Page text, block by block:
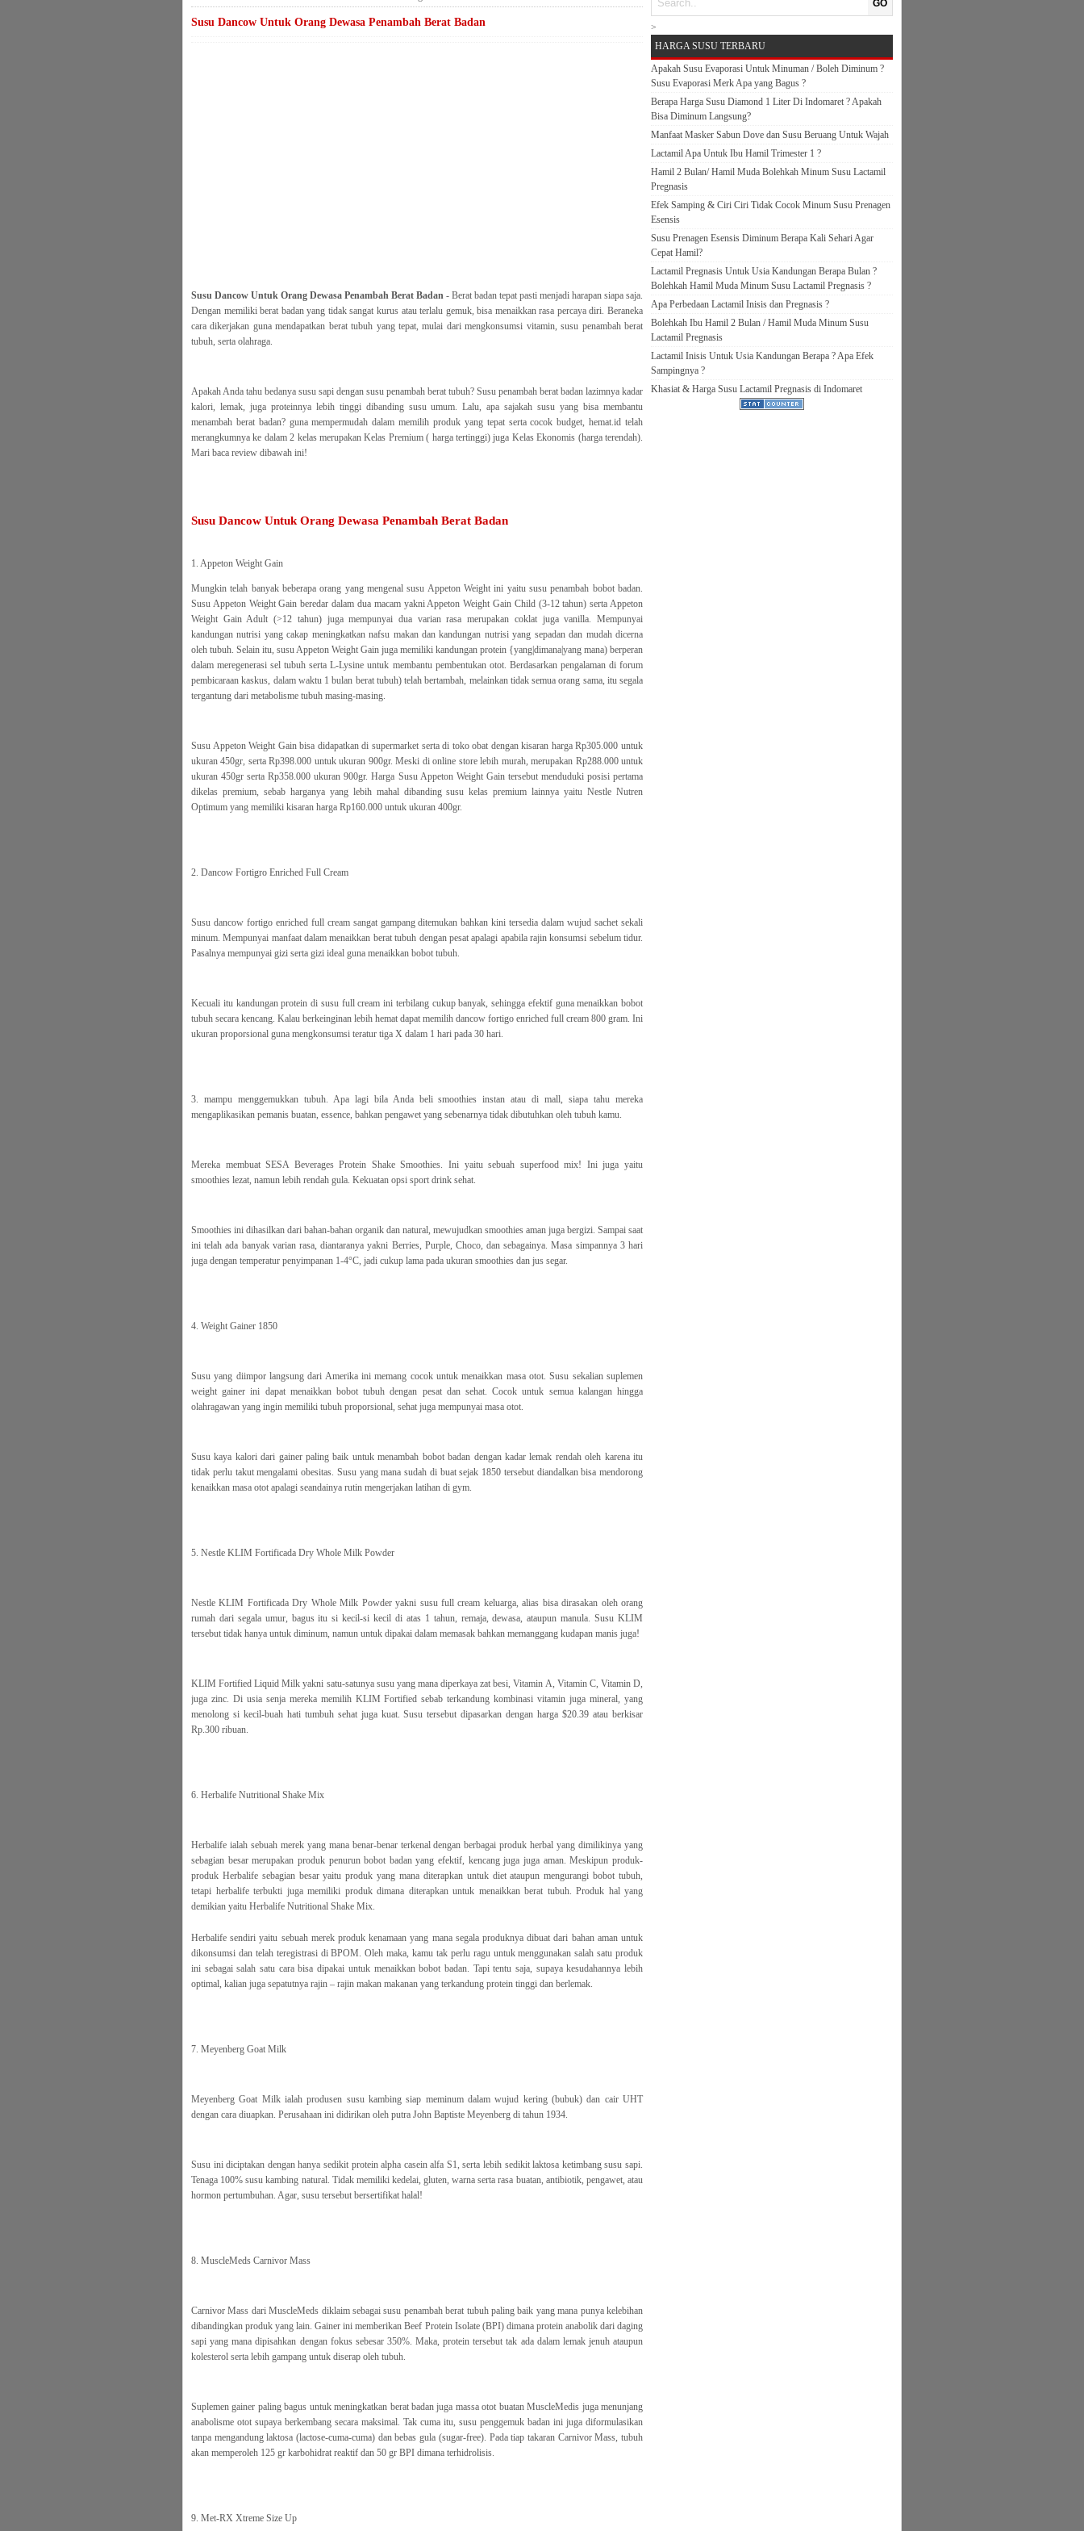
Susu Dancow Untuk Orang Dewasa Penambah Berat Badan
Susu Dancow Untuk Orang Dewasa Penambah Berat Badan - Berat badan tepat pasti menjadi harapan siapa saja.
Dengan memiliki berat badan yang tidak sangat kurus atau terlalu gemuk, bisa menaikkan rasa percaya diri. Beraneka
cara dikerjakan guna mendapatkan berat tubuh yang tepat, mulai dari mengkonsumsi vitamin, susu penambah berat
tubuh, serta olahraga.
Apakah Anda tahu bedanya susu sapi dengan susu penambah berat tubuh? Susu penambah berat badan lazimnya kadar
kalori, lemak, juga proteinnya lebih tinggi dibanding susu umum. Lalu, apa sajakah susu yang bisa membantu
menambah berat badan? guna mempermudah dalam memilih produk yang tepat serta cocok budget, hemat.id telah
merangkumnya ke dalam 2 kelas merupakan Kelas Premium ( harga tertinggi) juga Kelas Ekonomis (harga terendah).
Mari baca review dibawah ini!
Susu Dancow Untuk Orang Dewasa Penambah Berat Badan
1. Appeton Weight Gain
Mungkin telah banyak beberapa orang yang mengenal susu Appeton Weight ini yaitu susu penambah bobot badan.
Susu Appeton Weight Gain beredar dalam dua macam yakni Appeton Weight Gain Child (3-12 tahun) serta Appeton
Weight Gain Adult (>12 tahun) juga mempunyai dua varian rasa merupakan coklat juga vanilla. Mempunyai
kandungan nutrisi yang cakap meningkatkan nafsu makan dan kandungan nutrisi yang sepadan dan mudah dicerna
oleh tubuh. Selain itu, susu Appeton Weight Gain juga memiliki kandungan protein {yang|dimana|yang mana) berperan
dalam meregenerasi sel tubuh serta L-Lysine untuk membantu pembentukan otot. Berdasarkan pengalaman di forum
pembicaraan kaskus, dalam waktu 1 bulan berat tubuh) telah bertambah, melainkan tidak semua orang sama, itu segala
tergantung dari metabolisme tubuh masing-masing.
Susu Appeton Weight Gain bisa didapatkan di supermarket serta di toko obat dengan kisaran harga Rp305.000 untuk
ukuran 450gr, serta Rp398.000 untuk ukuran 900gr. Meski di online store lebih murah, merupakan Rp288.000 untuk
ukuran 450gr serta Rp358.000 ukuran 900gr. Harga Susu Appeton Weight Gain tersebut menduduki posisi pertama
dikelas premium, sebab harganya yang lebih mahal dibanding susu kelas premium lainnya yaitu Nestle Nutren
Optimum yang memiliki kisaran harga Rp160.000 untuk ukuran 400gr.
2. Dancow Fortigro Enriched Full Cream
Susu dancow fortigo enriched full cream sangat gampang ditemukan bahkan kini tersedia dalam wujud sachet sekali
minum. Mempunyai manfaat dalam menaikkan berat tubuh dengan pesat apalagi apabila rajin konsumsi sebelum tidur.
Pasalnya mempunyai gizi serta gizi ideal guna menaikkan bobot tubuh.
Kecuali itu kandungan protein di susu full cream ini terbilang cukup banyak, sehingga efektif guna menaikkan bobot
tubuh secara kencang. Kalau berkeinginan lebih hemat dapat memilih dancow fortigo enriched full cream 800 gram. Ini
ukuran proporsional guna mengkonsumsi teratur tiga X dalam 1 hari pada 30 hari.
3. mampu menggemukkan tubuh. Apa lagi bila Anda beli smoothies instan atau di mall, siapa tahu mereka
mengaplikasikan pemanis buatan, essence, bahkan pengawet yang sebenarnya tidak dibutuhkan oleh tubuh kamu.
Mereka membuat SESA Beverages Protein Shake Smoothies. Ini yaitu sebuah superfood mix! Ini juga yaitu
smoothies lezat, namun lebih rendah gula. Kekuatan opsi sport drink sehat.
Smoothies ini dihasilkan dari bahan-bahan organik dan natural, mewujudkan smoothies aman juga bergizi. Sampai saat
ini telah ada banyak varian rasa, diantaranya yakni Berries, Purple, Choco, dan sebagainya. Masa simpannya 3 hari
juga dengan temperatur penyimpanan 1-4°C, jadi cukup lama pada ukuran smoothies dan jus segar.
4. Weight Gainer 1850
Susu yang diimpor langsung dari Amerika ini memang cocok untuk menaikkan masa otot. Susu sekalian suplemen
weight gainer ini dapat menaikkan bobot tubuh dengan pesat dan sehat. Cocok untuk semua kalangan hingga
olahragawan yang ingin memiliki tubuh proporsional, sehat juga mempunyai masa otot.
Susu kaya kalori dari gainer paling baik untuk menambah bobot badan dengan kadar lemak rendah oleh karena itu
tidak perlu takut mengalami obesitas. Susu yang mana sudah di buat sejak 1850 tersebut diandalkan bisa mendorong
kenaikkan masa otot apalagi seandainya rutin mengerjakan latihan di gym.
5. Nestle KLIM Fortificada Dry Whole Milk Powder
Nestle KLIM Fortificada Dry Whole Milk Powder yakni susu full cream keluarga, alias bisa dirasakan oleh orang
rumah dari segala umur, bagus itu si kecil-si kecil di atas 1 tahun, remaja, dewasa, ataupun manula. Susu KLIM
tersebut tidak hanya untuk diminum, namun untuk dipakai dalam memasak bahkan memanggang kudapan manis juga!
KLIM Fortified Liquid Milk yakni satu-satunya susu yang mana diperkaya zat besi, Vitamin A, Vitamin C, Vitamin D,
juga zinc. Di usia senja mereka memilih KLIM Fortified sebab terkandung kombinasi vitamin juga mineral, yang
menolong si kecil-buah hati tumbuh sehat juga kuat. Susu tersebut dipasarkan dengan harga $20.39 atau berkisar
Rp.300 ribuan.
6. Herbalife Nutritional Shake Mix
Herbalife ialah sebuah merek yang mana benar-benar terkenal dengan berbagai produk herbal yang dimilikinya yang
sebagian besar merupakan produk penurun bobot badan yang efektif, kencang juga juga aman. Meskipun produk-
produk Herbalife sebagian besar yaitu produk yang mana diterapkan untuk diet ataupun mengurangi bobot tubuh,
tetapi herbalife terbukti juga memiliki produk dimana diterapkan untuk menaikkan berat tubuh. Produk hal yang
demikian yaitu Herbalife Nutritional Shake Mix.
Herbalife sendiri yaitu sebuah merek produk kenamaan yang mana segala produknya dibuat dari bahan aman untuk
dikonsumsi dan telah teregistrasi di BPOM. Oleh maka, kamu tak perlu ragu untuk menggunakan salah satu produk
ini sebagai salah satu cara bisa dipakai untuk menaikkan bobot badan. Tapi tentu saja, supaya kesudahannya lebih
optimal, kalian juga sepatutnya rajin – rajin makan makanan yang terkandung protein tinggi dan berlemak.
7. Meyenberg Goat Milk
Meyenberg Goat Milk ialah produsen susu kambing siap meminum dalam wujud kering (bubuk) dan cair UHT
dengan cara diuapkan. Perusahaan ini didirikan oleh putra John Baptiste Meyenberg di tahun 1934.
Susu ini diciptakan dengan hanya sedikit protein alpha casein alfa S1, serta lebih sedikit laktosa ketimbang susu sapi.
Tenaga 100% susu kambing natural. Tidak memiliki kedelai, gluten, warna serta rasa buatan, antibiotik, pengawet, atau
hormon pertumbuhan. Agar, susu tersebut bersertifikat halal!
8. MuscleMeds Carnivor Mass
Carnivor Mass dari MuscleMeds diklaim sebagai susu penambah berat tubuh paling baik yang mana punya kelebihan
dibandingkan produk yang lain. Gainer ini memberikan Beef Protein Isolate (BPI) dimana protein anabolik dari daging
sapi yang mana dipisahkan dengan fokus sebesar 350%. Maka, protein tersebut tak ada dalam lemak jenuh ataupun
kolesterol serta lebih gampang untuk diserap oleh tubuh.
Suplemen gainer paling bagus untuk meningkatkan berat badan juga massa otot buatan MuscleMedis juga menunjang
anabolisme otot supaya berkembang secara maksimal. Tak cuma itu, susu penggemuk badan ini juga diformulasikan
tanpa mengandung laktosa (lactose-cuma-cuma) dan bebas gula (sugar-free). Pada tiap takaran Carnivor Mass, tubuh
akan memperoleh 125 gr karbohidrat reaktif dan 50 gr BPI dimana terhidrolisis.
9. Met-RX Xtreme Size Up
GO
>
HARGA SUSU TERBARU
Apakah Susu Evaporasi Untuk Minuman / Boleh Diminum ?
Susu Evaporasi Merk Apa yang Bagus ?
Berapa Harga Susu Diamond 1 Liter Di Indomaret ? Apakah
Bisa Diminum Langsung?
Manfaat Masker Sabun Dove dan Susu Beruang Untuk Wajah
Lactamil Apa Untuk Ibu Hamil Trimester 1 ?
Hamil 2 Bulan/ Hamil Muda Bolehkah Minum Susu Lactamil
Pregnasis
Efek Samping & Ciri Ciri Tidak Cocok Minum Susu Prenagen
Esensis
Susu Prenagen Esensis Diminum Berapa Kali Sehari Agar
Cepat Hamil?
Lactamil Pregnasis Untuk Usia Kandungan Berapa Bulan ?
Bolehkah Hamil Muda Minum Susu Lactamil Pregnasis ?
Apa Perbedaan Lactamil Inisis dan Pregnasis ?
Bolehkah Ibu Hamil 2 Bulan / Hamil Muda Minum Susu
Lactamil Pregnasis
Lactamil Inisis Untuk Usia Kandungan Berapa ? Apa Efek
Sampingnya ?
Khasiat & Harga Susu Lactamil Pregnasis di Indomaret